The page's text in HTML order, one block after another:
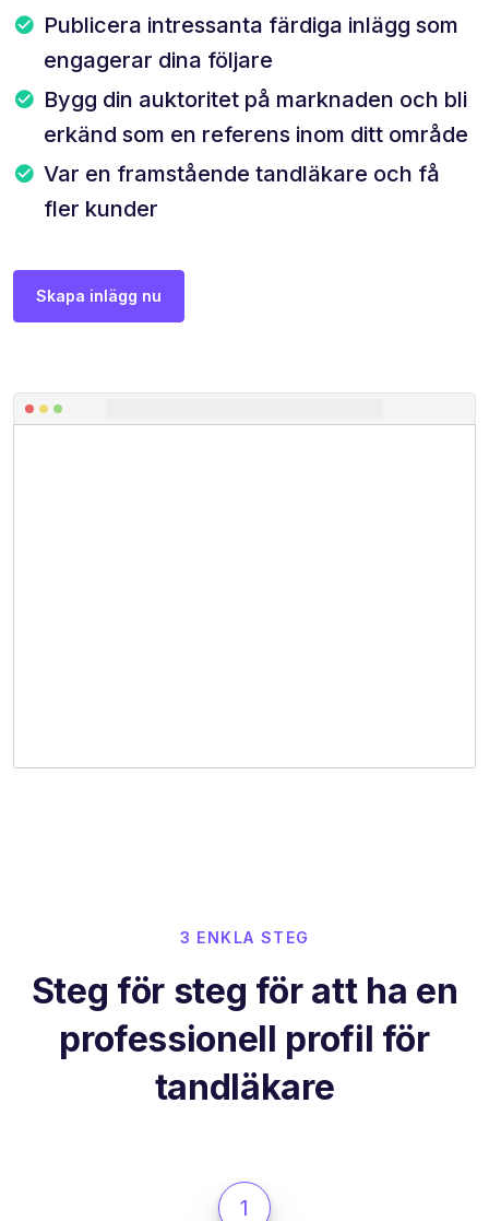
Publicera intressanta färdiga inlägg som
engagerar dina följare
Bygg din auktoritet på marknaden och bli
erkänd som en referens inom ditt område
Var en framstående tandläkare och få
fler kunder
Skapa inlägg nu
3 ENKLA STEG
Steg för steg för att ha en
professionell profil för
tandläkare
1